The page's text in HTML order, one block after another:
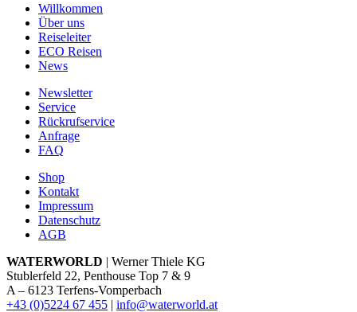
Willkommen
Über uns
Reiseleiter
ECO Reisen
News
Newsletter
Service
Rückrufservice
Anfrage
FAQ
Shop
Kontakt
Impressum
Datenschutz
AGB
WATERWORLD | Werner Thiele KG
Stublerfeld 22, Penthouse Top 7 & 9
A – 6123 Terfens-Vomperbach
+43 (0)5224 67 455 | info@waterworld.at